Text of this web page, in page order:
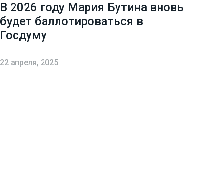
В 2026 году Мария Бутина вновь
будет баллотироваться в
Госдуму
22 апреля, 2025